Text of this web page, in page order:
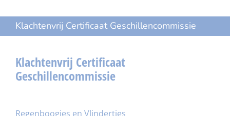
Klachtenvrij Certificaat Geschillencommissie
Klachtenvrij Certificaat
Geschillencommissie
Regenboogjes en Vlindertjes